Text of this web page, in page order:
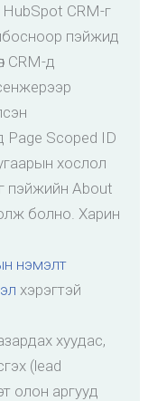
CRM-г
пэйжид
CRM-д
Page Scoped ID
хослол
пэйжийн About
болно. Харин
нэмэлт
хэрэгтэй
хуудас,
(lead
олон аргууд